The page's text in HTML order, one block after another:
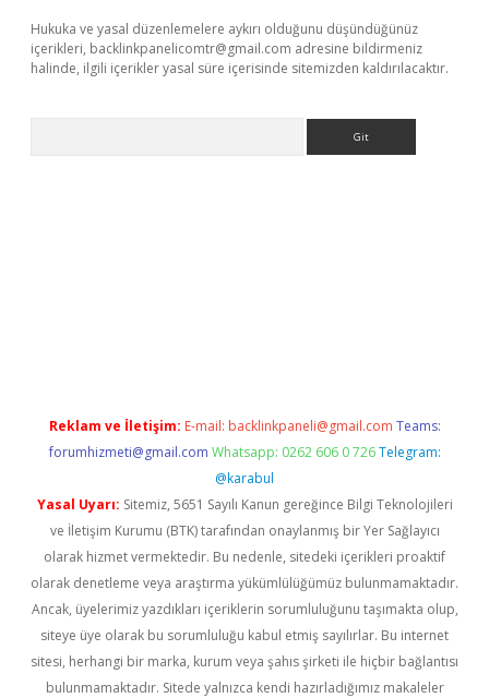
Hukuka ve yasal düzenlemelere aykırı olduğunu düşündüğünüz
içerikleri, backlinkpanelicomtr@gmail.com adresine bildirmeniz
halinde, ilgili içerikler yasal süre içerisinde sitemizden kaldırılacaktır.
Reklam ve İletişim: E-mail: backlinkpaneli@gmail.com Teams:
forumhizmeti@gmail.com Whatsapp: 0262 606 0 726 Telegram:
@karabul
Yasal Uyarı: Sitemiz, 5651 Sayılı Kanun gereğince Bilgi Teknolojileri
ve İletişim Kurumu (BTK) tarafından onaylanmış bir Yer Sağlayıcı
olarak hizmet vermektedir. Bu nedenle, sitedeki içerikleri proaktif
olarak denetleme veya araştırma yükümlülüğümüz bulunmamaktadır.
Ancak, üyelerimiz yazdıkları içeriklerin sorumluluğunu taşımakta olup,
siteye üye olarak bu sorumluluğu kabul etmiş sayılırlar. Bu internet
sitesi, herhangi bir marka, kurum veya şahıs şirketi ile hiçbir bağlantısı
bulunmamaktadır. Sitede yalnızca kendi hazırladığımız makaleler